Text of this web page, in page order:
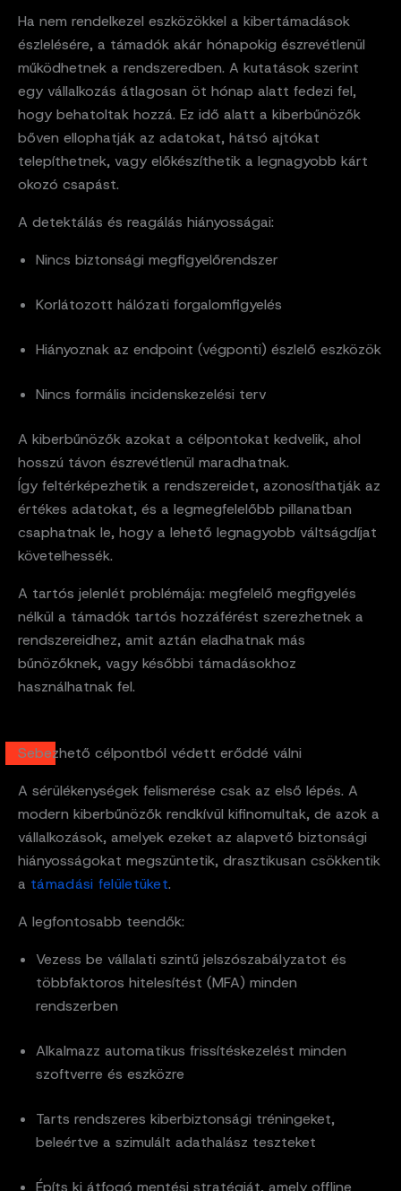
Ha nem rendelkezel eszközökkel a kibertámadások
észlelésére, a támadók akár hónapokig észrevétlenül
működhetnek a rendszeredben. A kutatások szerint
egy vállalkozás átlagosan öt hónap alatt fedezi fel,
hogy behatoltak hozzá. Ez idő alatt a kiberbűnözők
bőven ellophatják az adatokat, hátsó ajtókat
telepíthetnek, vagy előkészíthetik a legnagyobb kárt
okozó csapást.
A detektálás és reagálás hiányosságai:
Nincs biztonsági megfigyelőrendszer
Korlátozott hálózati forgalomfigyelés
Hiányoznak az endpoint (végponti) észlelő eszközök
Nincs formális incidenskezelési terv
A kiberbűnözők azokat a célpontokat kedvelik, ahol
hosszú távon észrevétlenül maradhatnak.
Így feltérképezhetik a rendszereidet, azonosíthatják az
értékes adatokat, és a legmegfelelőbb pillanatban
csaphatnak le, hogy a lehető legnagyobb váltságdíjat
követelhessék.
A tartós jelenlét problémája: megfelelő megfigyelés
nélkül a támadók tartós hozzáférést szerezhetnek a
rendszereidhez, amit aztán eladhatnak más
bűnözőknek, vagy későbbi támadásokhoz
használhatnak fel.
Sebezhető célpontból védett erőddé válni
A sérülékenységek felismerése csak az első lépés. A
modern kiberbűnözők rendkívül kifinomultak, de azok a
vállalkozások, amelyek ezeket az alapvető biztonsági
hiányosságokat megszüntetik, drasztikusan csökkentik
a támadási felületüket.
A legfontosabb teendők:
Vezess be vállalati szintű jelszószabályzatot és
többfaktoros hitelesítést (MFA) minden
rendszerben
Alkalmazz automatikus frissítéskezelést minden
szoftverre és eszközre
Tarts rendszeres kiberbiztonsági tréningeket,
beleértve a szimulált adathalász teszteket
Építs ki átfogó mentési stratégiát, amely offline